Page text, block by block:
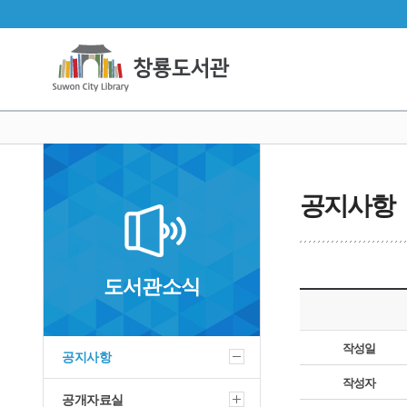
도서관소식
공지사항
공개자료실
공지사항
작성일
작성자